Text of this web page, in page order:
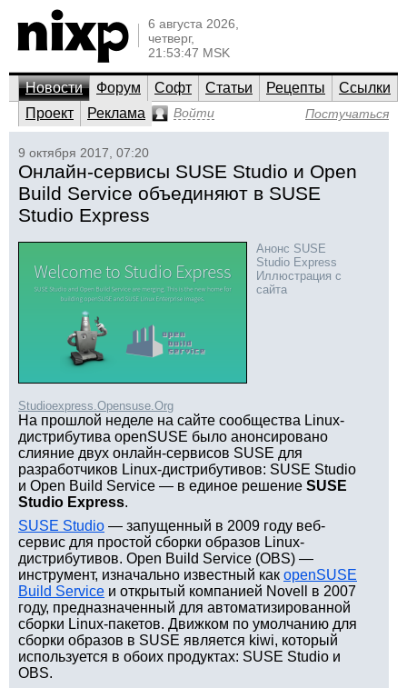
6 августа 2026,
четверг,
21:53:47 MSK
Новости Форум Софт Статьи Рецепты
Ссылки
Проект
Реклама Войти Постучаться
9 октября 2017, 07:20
Онлайн-сервисы SUSE Studio и Open
Build Service объединяют в SUSE
Studio Express
Анонс SUSE
Studio Express
Иллюстрация с
сайта
Studioexpress.Opensuse.Org
На прошлой неделе на сайте сообщества Linux-
дистрибутива openSUSE было анонсировано
слияние двух онлайн-сервисов SUSE для
разработчиков Linux-дистрибутивов: SUSE Studio
и Open Build Service — в единое решение SUSE
Studio Express.
SUSE Studio — запущенный в 2009 году веб-
сервис для простой сборки образов Linux-
дистрибутивов. Open Build Service (OBS) —
инструмент, изначально известный как openSUSE
Build Service и открытый компанией Novell в 2007
году, предназначенный для автоматизированной
сборки Linux-пакетов. Движком по умолчанию для
сборки образов в SUSE является kiwi, который
используется в обоих продуктах: SUSE Studio и
OBS.